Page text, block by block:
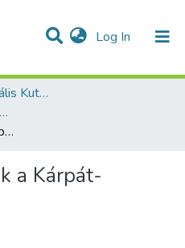
Log In (current)
& Collections
ELTE KRTK Regionális Kutatások Intézete
Könyvek - Monográfiák - magyar nyelvű (RKI)
Határok és városok a Kárpát-medencében
a Kárpát-